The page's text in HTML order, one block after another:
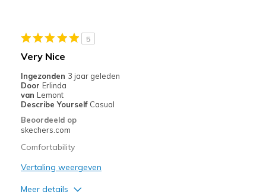
Sizing
View On Shoes
Shoes are for Wearing
5
Very Nice
Ingezonden 3 jaar geleden
Door Erlinda
van Lemont
Describe Yourself Casual
Beoordeeld op
skechers.com
Comfortability
Vertaling weergeven
Meer details